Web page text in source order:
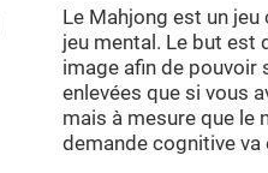
Le Mahjong est un
jeu mental. Le but est
image afin de pouvoir
enlevées que si vous
mais à mesure que le
demande cognitive va